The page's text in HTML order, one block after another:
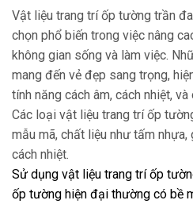
Vật liệu trang trí ốp tường trần
chọn phổ biến trong việc nâng
không gian sống và làm việc.
mang đến vẻ đẹp sang trọng,
tính năng cách âm, cách nhiệt,
Các loại vật liệu trang trí ốp
mẫu mã, chất liệu như tấm
cách nhiệt.
Sử dụng vật liệu trang trí ốp
ốp tường hiện đại thường có bề